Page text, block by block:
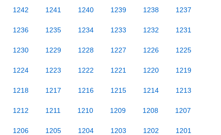
1242 1241 1240 1239 1238 1237
1236 1235 1234 1233 1232 1231
1230 1229 1228 1227 1226 1225
1224 1223 1222 1221 1220 1219
1218 1217 1216 1215 1214 1213
1212 1211 1210 1209 1208 1207
1206 1205 1204 1203 1202 1201